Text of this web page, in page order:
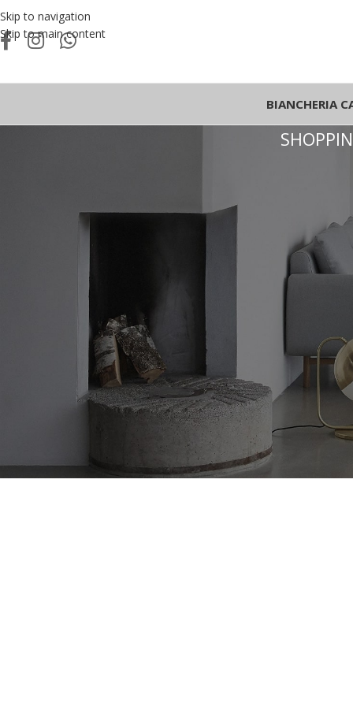
Skip to navigation
Skip to main content
BIANCHERIA
Il tuo carrello è vuoto.
Before proceed to checkout you must add some products to your
You will find a lot of interesting products on our "Shop" page.